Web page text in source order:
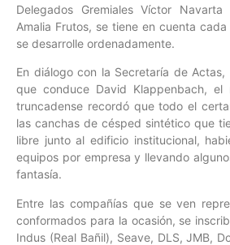
Delegados Gremiales Víctor
Amalia Frutos, se tiene en cuenta
se desarrolle ordenadamente.
En diálogo con la Secretaría de Actas,
que conduce David Klappenbach,
truncadense recordó que todo el
las canchas de césped sintético que
libre junto al edificio institucional,
equipos por empresa y llevando
fantasía.
Entre las compañías que se ven
conformados para la ocasión, se
Indus (Real Bañil), Seave, DLS, JMB,